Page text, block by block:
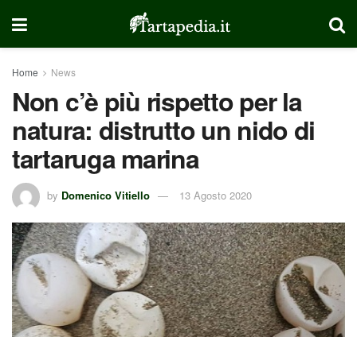
Home News
Non c’è più rispetto per la
natura: distrutto un nido di
tartaruga marina
by Domenico Vitiello 13 Agosto 2020